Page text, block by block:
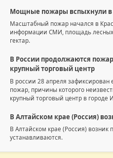
Мощные пожары вспыхнули в
Масштабный пожар начался в
информации СМИ, площадь лесных
гектар.
В России продолжаются
крупный торговый центр
В россии 28 апреля
пожар, причины которого
крупный торговый центр в
В Алтайском крае (Россия)
В Алтайском крае (Россия)
устанавливаются.